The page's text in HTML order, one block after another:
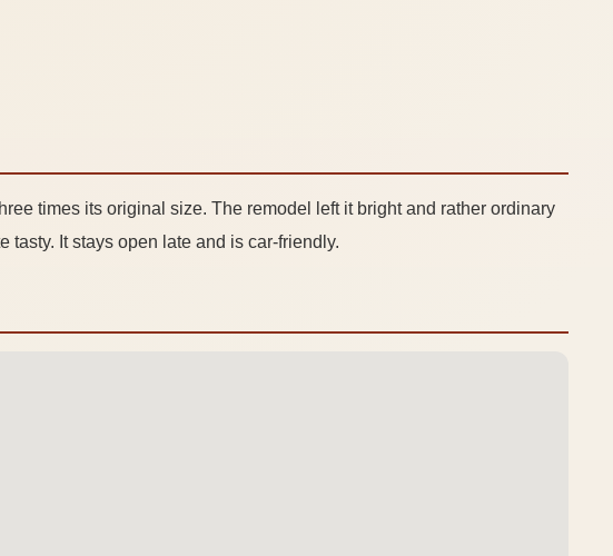
times its original size. The remodel left it bright and rather ordinary
tasty. It stays open late and is car-friendly.